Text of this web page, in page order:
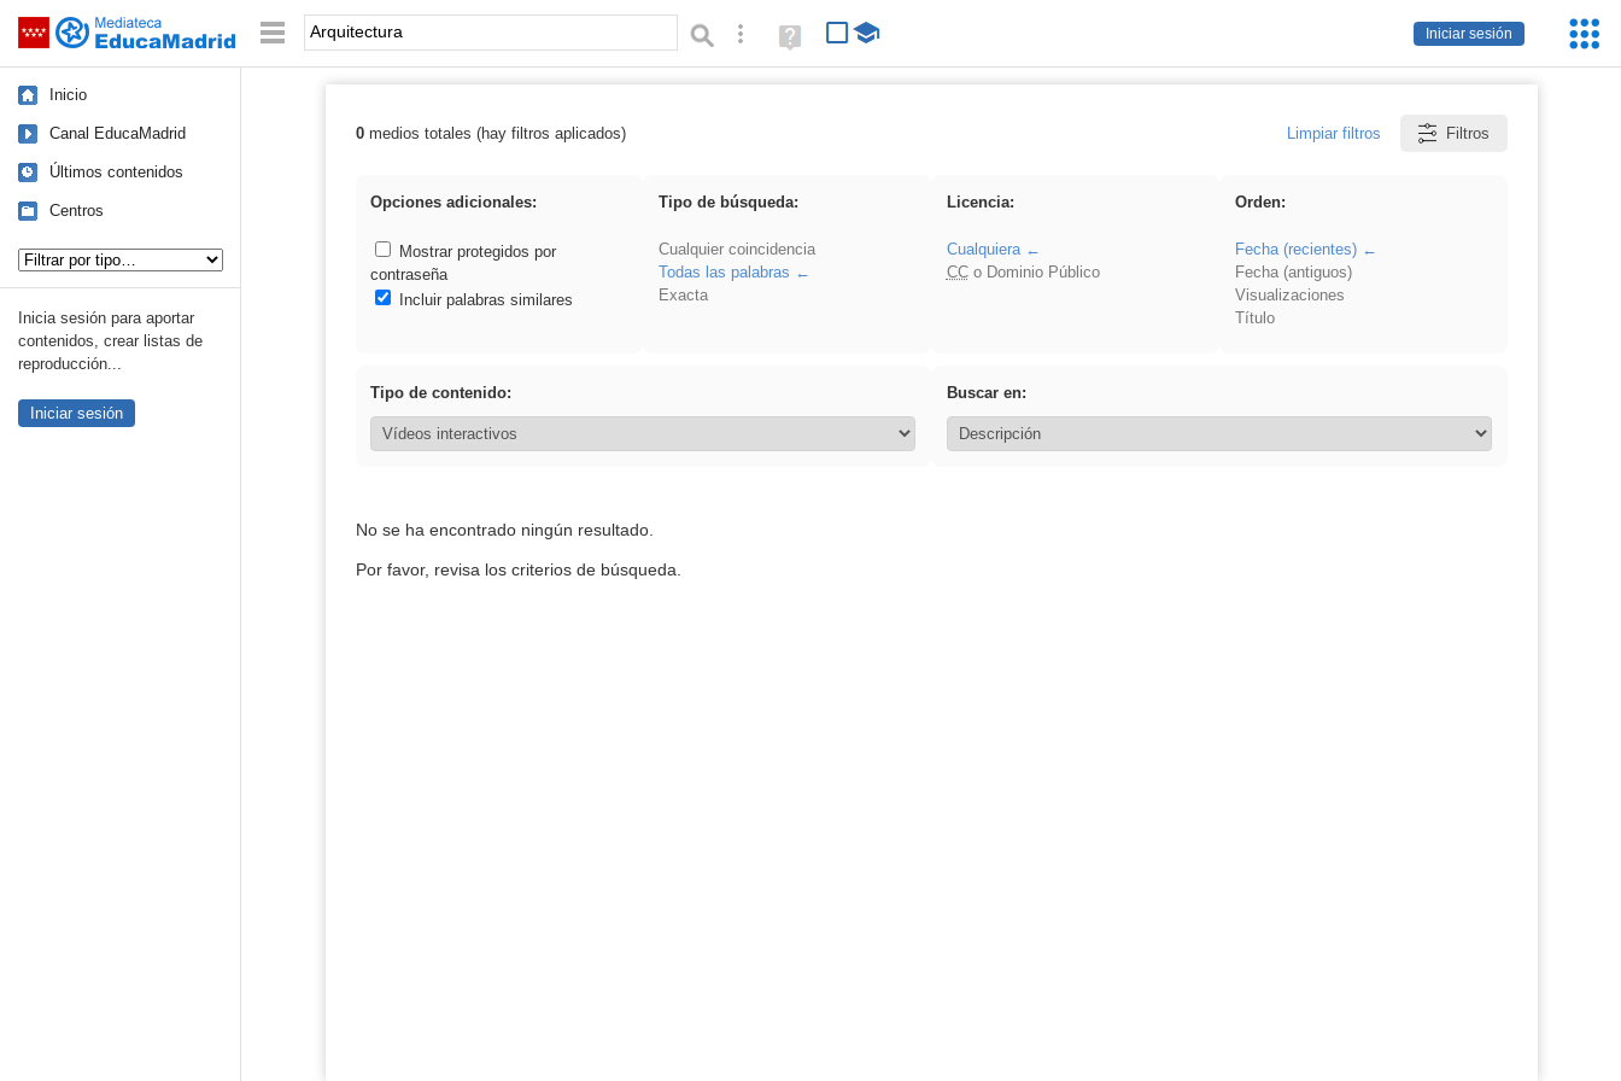
Saltar navegación
Iniciar sesión
Palabra o frase: Búsqueda avanzada
Ayuda
(en
Inicio
Canal EducaMadrid
Últimos contenidos
Centros
Inicia sesión para aportar
contenidos, crear listas de
reproducción...
Iniciar sesión
Resultados de: Arquitectura
0medios totales (hay filtros aplicados) Limpiar filtros Filtros
Opciones adicionales:
Mostrar protegidos por
contraseña
Incluir palabras similares
Tipo de búsqueda:
Cualquier coincidencia
Todas las palabras
Exacta
Licencia:
Cualquiera
CCo Dominio Público
Orden:
Fecha (recientes)
Fecha (antiguos)
Visualizaciones
Título
Tipo de contenido: Buscar en:
No se ha encontrado ningún resultado.
Por favor, revisa los criterios de búsqueda.